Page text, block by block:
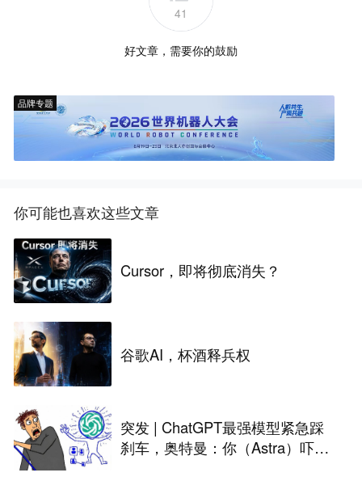
41
好文章，需要你的鼓励
品牌专题
你可能也喜欢这些文章
Cursor，即将彻底消失？
谷歌AI，杯酒释兵权
突发 | ChatGPT最强模型紧急踩
刹车，奥特曼：你（Astra）吓到